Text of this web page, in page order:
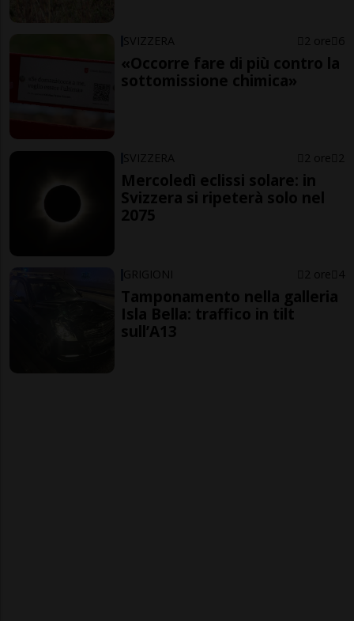
SVIZZERA 2 ore 6
«Occorre fare di più contro la
sottomissione chimica»
SVIZZERA 2 ore 2
Mercoledì eclissi solare: in
Svizzera si ripeterà solo nel
2075
GRIGIONI 2 ore 4
Tamponamento nella galleria
Isla Bella: traffico in tilt
sull’A13